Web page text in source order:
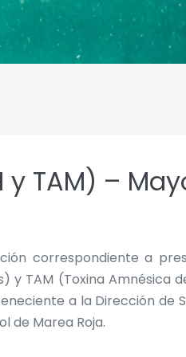
TAM) –
correspondiente a
y TAM (Toxina Amnésica
a la Dirección de
de Marea Roja.